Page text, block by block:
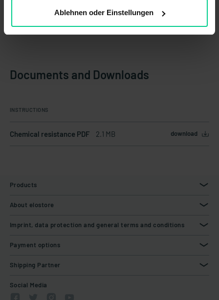
Ablehnen oder Einstellungen
Documents and Downloads
INSTRUCTIONS
Chemical resistance PDF 2.1 MB download
Products
About elostore
Imprint, data protection and general terms and conditions
Payment options
Shipping Partner
Social Media